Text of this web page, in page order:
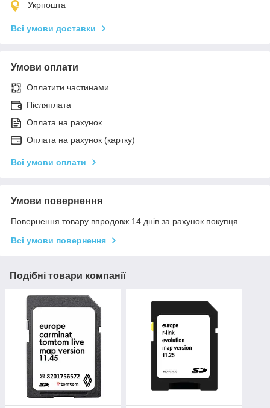
Укрпошта
Всі умови доставки
Умови оплати
Оплатити частинами
Післяплата
Оплата на рахунок
Оплата на рахунок (картку)
Всі умови оплати
Умови повернення
Повернення товару впродовж 14 днів за рахунок покупця
Всі умови повернення
Подібні товари компанії